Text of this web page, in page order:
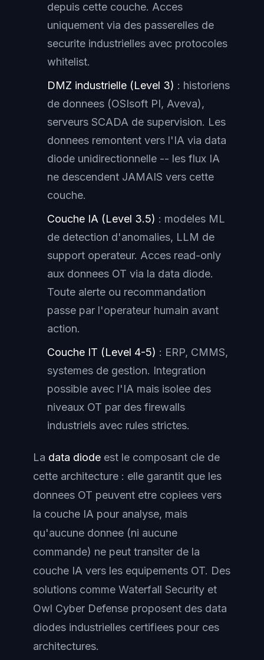
depuis cette couche. Acces
uniquement via des passerelles de
securite industrielles avec protocoles
whitelist.
DMZ industrielle (Level 3) : historiens
de donnees (OSIsoft PI, Aveva),
serveurs SCADA de supervision. Les
donnees remontent vers l'IA via data
diode unidirectionnelle -- les flux IA
ne descendent JAMAIS vers cette
couche.
Couche IA (Level 3.5) : modeles ML
de detection d'anomalies, LLM de
support operateur. Acces read-only
aux donnees OT via la data diode.
Toute alerte ou recommandation
passe par l'operateur humain avant
action.
Couche IT (Level 4-5) : ERP, CMMS,
systemes de gestion. Integration
possible avec l'IA mais isolee des
niveaux OT par des firewalls
industriels avec rules strictes.
La data diode est le composant cle de
cette architecture : elle garantit que les
donnees OT peuvent etre copiees vers
la couche IA pour analyse, mais
qu'aucune donnee (ni aucune
commande) ne peut transiter de la
couche IA vers les equipements OT. Des
solutions comme Waterfall Security et
Owl Cyber Defense proposent des data
diodes industrielles certifiees pour ces
architectures.